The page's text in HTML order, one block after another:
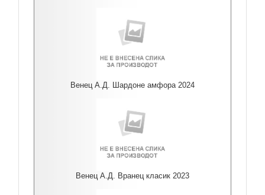
Венец А.Д. Шардоне амфора 2024
Венец А.Д. Вранец класик 2023